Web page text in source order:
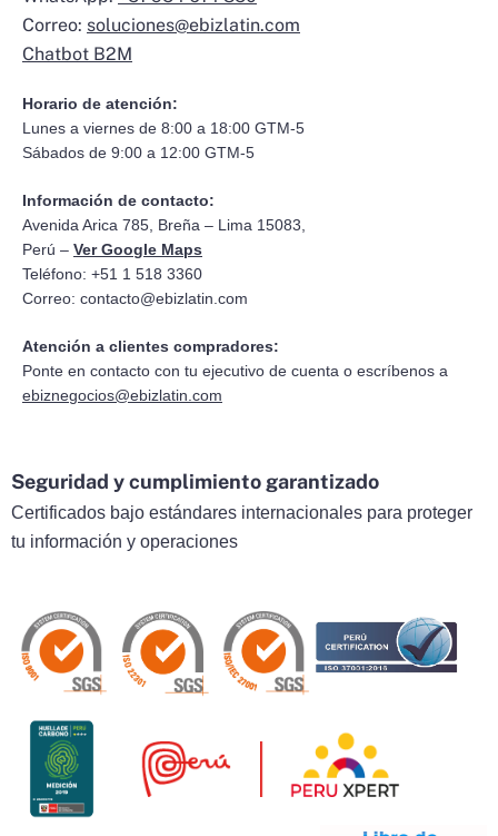
Correo: soluciones@ebizlatin.com
Chatbot B2M
Horario de atención:
Lunes a viernes de 8:00 a 18:00 GTM-5
Sábados de 9:00 a 12:00 GTM-5
Información de contacto:
Avenida Arica 785, Breña – Lima 15083,
Perú – Ver Google Maps
Teléfono: +51 1 518 3360
Correo: contacto@ebizlatin.com
Atención a clientes compradores:
Ponte en contacto con tu ejecutivo de cuenta o escríbenos a
ebiznegocios@ebizlatin.com
Seguridad y cumplimiento garantizado
Certificados bajo estándares internacionales para proteger
tu información y operaciones